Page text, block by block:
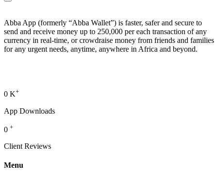
Abba App (formerly “Abba Wallet”) is faster, safer and secure to
send and receive money up to 250,000 per each transaction of any
currency in real-time, or crowdraise money from friends and families
for any urgent needs, anytime, anywhere in Africa and beyond.
0 K+
App Downloads
0 +
Client Reviews
Menu